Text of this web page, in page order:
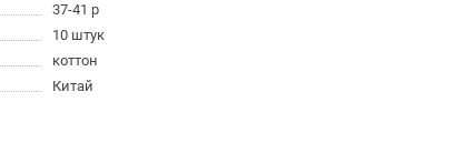
37-41 р
10 штук
коттон
Китай